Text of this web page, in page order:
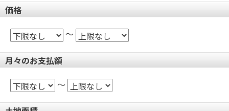
価格
～
月々のお支払額
～